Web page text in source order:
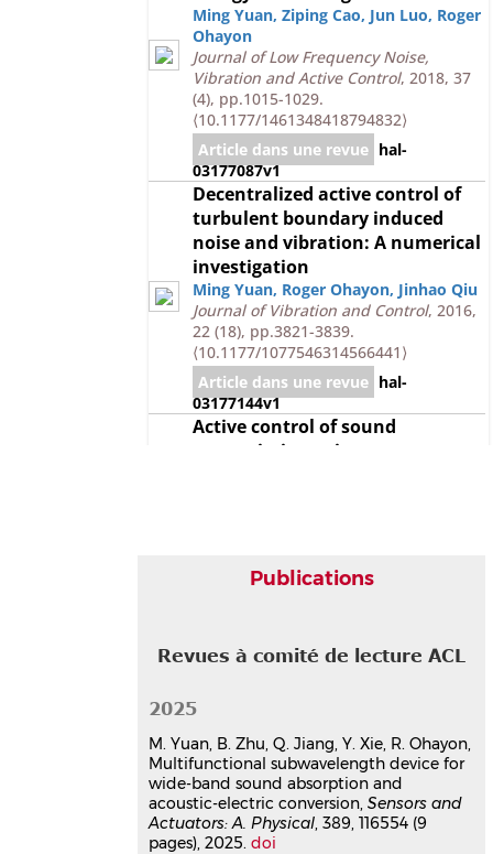
Ming Yuan,Ziping Cao, Jun Luo, Roger
Ohayon
Journal of Low Frequency Noise,
Vibration and Active Control, 2018, 37
(4), pp.1015-1029.
⟨10.1177/1461348418794832⟩
Article dans une revue hal-
03177087v1
Decentralized active control of
turbulent boundary induced
noise and vibration: A numerical
investigation
Ming Yuan, Roger Ohayon, Jinhao Qiu
Journal of Vibration and Control, 2016,
22 (18), pp.3821-3839.
⟨10.1177/1077546314566441⟩
Article dans une revue hal-
03177144v1
Active control of sound
transmission using a
21 (13), pp.2661-2684.
03177143v1
Publications
Revues à comité de lecture ACL
2025
M. Yuan, B. Zhu, Q. Jiang, Y. Xie, R. Ohayon,
Multifunctional subwavelength device for
wide-band sound absorption and
acoustic-electric conversion,Sensors and
Actuators: A. Physical, 389, 116554 (9
pages), 2025.doi